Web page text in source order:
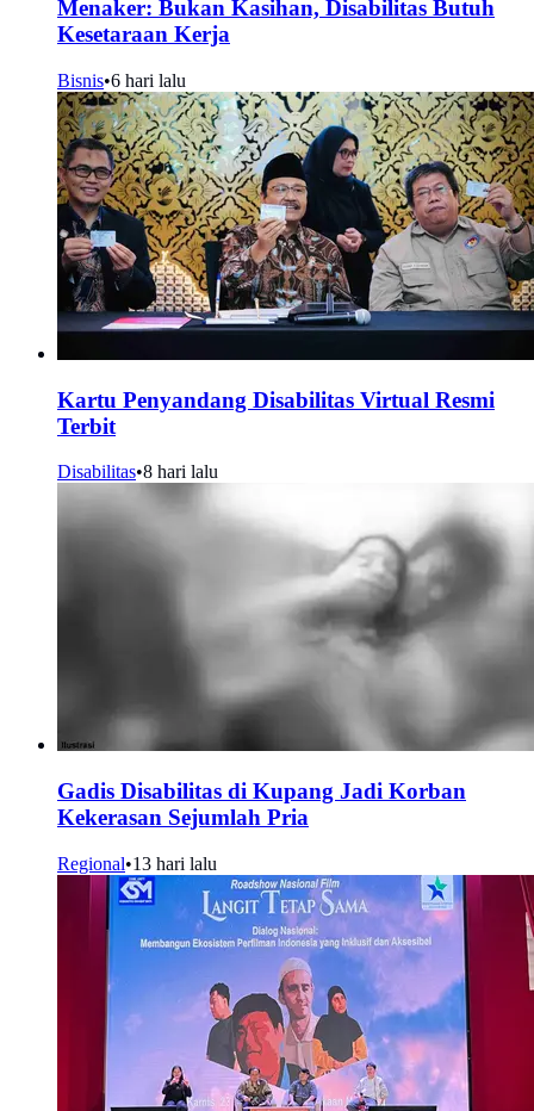
Menaker: Bukan Kasihan, Disabilitas Butuh
Kesetaraan Kerja
Bisnis•6 hari lalu
Kartu Penyandang Disabilitas Virtual Resmi
Terbit
Disabilitas•8 hari lalu
Gadis Disabilitas di Kupang Jadi Korban
Kekerasan Sejumlah Pria
Regional•13 hari lalu